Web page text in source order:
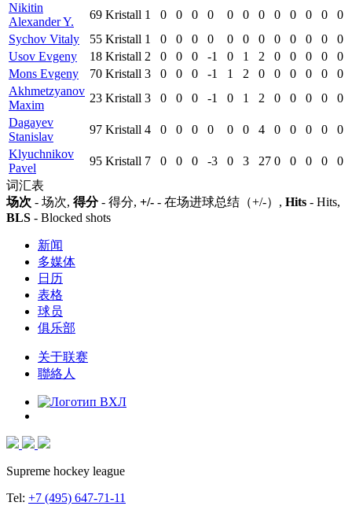
Nikitin
Alexander Y.
69 Kristall 1 0 0 0 0 0 0 0 0 0 0 0
0
Sychov Vitaly
55 Kristall 1 0 0 0 0 0 0 0 0 0 0 0
0
Usov Evgeny
18 Kristall 2 0 0 0 -1 0 1 2 0 0 0 0
0
Mons Evgeny
70 Kristall 3 0 0 0 -1 1 2 0 0 0 0 0
0
Akhmetzyanov
Maxim
23 Kristall 3 0 0 0 -1 0 1 2 0 0 0 0
0
Dagayev
Stanislav
97 Kristall 4 0 0 0 0 0 0 4 0 0 0 0
0
Klyuchnikov
Pavel
95 Kristall 7 0 0 0 -3 0 3 27 0 0 0 0
0
词汇表
场次 - 场次, 得分- 得分, +/- - 在场进球总结（+/-）, Hits - Hits,
BLS - Blocked shots
新闻
多媒体
日历
表格
球员
俱乐部
关于联赛
聯絡人
Supreme hockey league
Tel: +7 (495) 647-71-11